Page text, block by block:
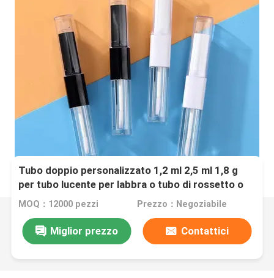
Tubo doppio personalizzato 1,2 ml 2,5 ml 1,8 g
per tubo lucente per labbra o tubo di rossetto o
eyeliner
MOQ：12000 pezzi Prezzo：Negoziabile
Miglior prezzo Contattici